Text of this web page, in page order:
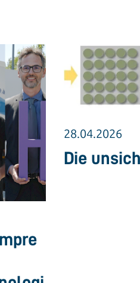
28.04.2026
Die